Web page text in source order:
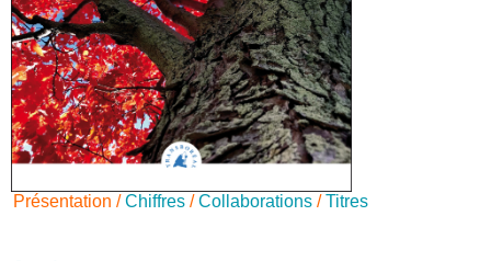
Présentation /Chiffres /Collaborations /Titres